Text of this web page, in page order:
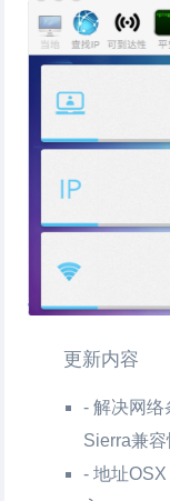
更新内容
- 解决网络
Sierra兼容
- 地址OSX